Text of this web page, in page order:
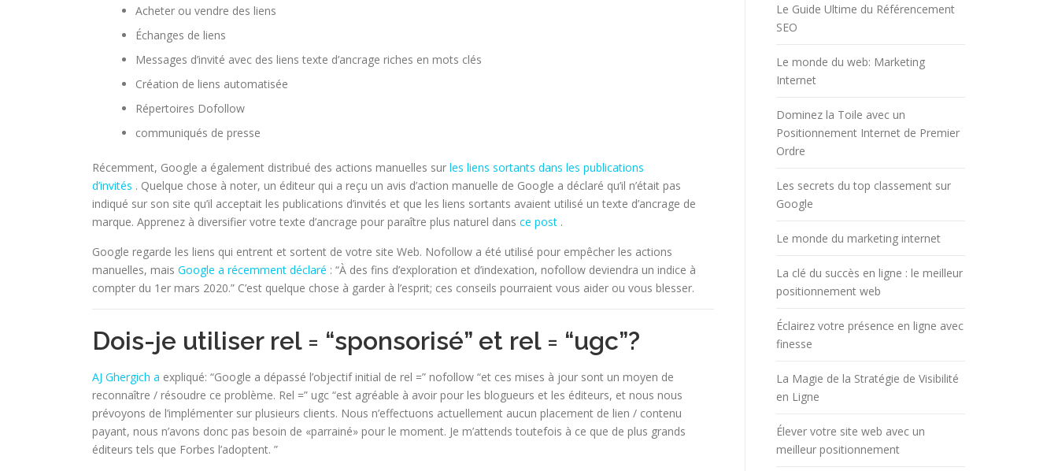
Acheter ou vendre des liens
Échanges de liens
Messages d’invité avec des liens texte d’ancrage riches en mots clés
Création de liens automatisée
Répertoires Dofollow
communiqués de presse
Récemment, Google a également distribué des actions manuelles sur les liens sortants dans les publications
d’invités . Quelque chose à noter, un éditeur qui a reçu un avis d’action manuelle de Google a déclaré qu’il n’était pas
indiqué sur son site qu’il acceptait les publications d’invités et que les liens sortants avaient utilisé un texte d’ancrage de
marque. Apprenez à diversifier votre texte d’ancrage pour paraître plus naturel dans ce post .
Google regarde les liens qui entrent et sortent de votre site Web. Nofollow a été utilisé pour empêcher les actions
manuelles, mais Google a récemment déclaré : “À des fins d’exploration et d’indexation, nofollow deviendra un indice à
compter du 1er mars 2020.” C’est quelque chose à garder à l’esprit; ces conseils pourraient vous aider ou vous blesser.
Dois-je utiliser rel = “sponsorisé” et rel = “ugc”?
AJ Ghergich a expliqué: “Google a dépassé l’objectif initial de rel =” nofollow “et ces mises à jour sont un moyen de
reconnaître / résoudre ce problème. Rel =” ugc “est agréable à avoir pour les blogueurs et les éditeurs, et nous nous
prévoyons de l’implémenter sur plusieurs clients. Nous n’effectuons actuellement aucun placement de lien / contenu
payant, nous n’avons donc pas besoin de «parrainé» pour le moment. Je m’attends toutefois à ce que de plus grands
éditeurs tels que Forbes l’adoptent. ”
Le Guide Ultime du Référencement
SEO
Le monde du web: Marketing
Internet
Dominez la Toile avec un
Positionnement Internet de Premier
Ordre
Les secrets du top classement sur
Google
Le monde du marketing internet
La clé du succès en ligne : le meilleur
positionnement web
Éclairez votre présence en ligne avec
finesse
La Magie de la Stratégie de Visibilité
en Ligne
Élever votre site web avec un
meilleur positionnement